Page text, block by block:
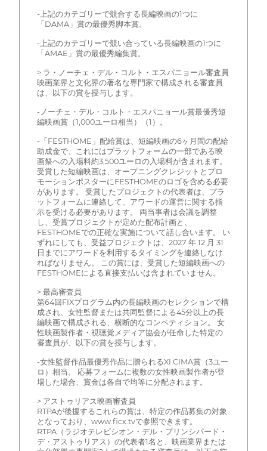
-上記のカテゴリーで競合する長編映画の1つに
「DAMA」賞の最優秀脚本賞。
-上記のカテゴリーで競い合っている長編映画の1つに
「AMAE」賞の最優秀編集賞。
> ラ・ノーチェ・デル・コルト・エスパニョール審査員
映画業界と文化界の著名な専門家で構成される審査員
は、以下の賞を授与します。
-ノーチェ・デル・コルト・エスパニョール賞最優秀短
編映画賞（1,000ユーロ相当）（1）。
-「FESTHOME」配給賞は、短編映画の6ヶ月間の配給
助成金で、これにはプラットフォームの一部である映
画祭への入場料約3,500ユーロの入場料が含まれます。
受賞した短編映画は、オープニングクレジットとプロ
モーションポスターにFESTHOMEのロゴを含める必要
があります。 受賞したプロジェクトの代表者は、プラ
ットフォームに連絡して、アワードの運営に関する指
示を受ける必要があります。 両当事者は会議を調整
し、受賞プロジェクトが定めた配布計画と、
FESTHOMEでの正確な実施について話し合います。 い
ずれにしても、受益プロジェクトは、2027 年 12 月 31
日までにアワードを利用するタイミングを連絡しなけ
ればなりません。 この賞には、受賞した短編映画への
FESTHOMEによる直接支払いは含まれていません。
> 最高審査員
第64回FIXプログラム内の長編映画のセレクションで構
成され、女性監督または共同監督による45分以上の長
編映画で構成される、横断的なコンペティション。 女
性映画製作者・視聴覚メディア協会が任命した特定の
審査員が、以下の賞を授与します。
-女性監督作品最優秀作品に贈られるXI CIMA賞（3ユー
ロ）相当。 応募フォームに複数の女性映画製作者が登
場した場合、賞金は各自で均等に分配されます。
> アストゥリアス映画審査員
RTPAが後援するこれらの賞は、特定の作品募集の対象
となっており、www.ficx.tvで参照できます。
RTPA（ラジオテレビシオン・デル・プリンシパード・
デ・アストゥリアス）の代表者1名と、映画業界または